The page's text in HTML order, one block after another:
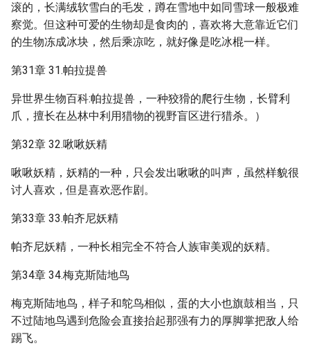
滚的，长满绒软雪白的毛发，蹲在雪地中如同雪球一般极难
察觉。但这种可爱的生物却是食肉的，喜欢将大意靠近它们
的生物冻成冰块，然后乘凉吃，就好像是吃冰棍一样。
第31章 31.帕拉提兽
异世界生物百科:帕拉提兽，一种狡猾的爬行生物，长臂利
爪，擅长在丛林中利用猎物的视野盲区进行猎杀。）
第32章 32.啾啾妖精
啾啾妖精，妖精的一种，只会发出啾啾的叫声，虽然样貌很
讨人喜欢，但是喜欢恶作剧。
第33章 33.帕齐尼妖精
帕齐尼妖精，一种长相完全不符合人族审美观的妖精。
第34章 34.梅克斯陆地鸟
梅克斯陆地鸟，样子和鸵鸟相似，蛋的大小也旗鼓相当，只
不过陆地鸟遇到危险会直接抬起那强有力的厚脚掌把敌人给
踢飞。